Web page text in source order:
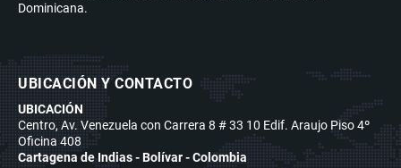
Dominicana.
UBICACIÓN Y CONTACTO
UBICACIÓN
Centro, Av. Venezuela con Carrera 8 # 33 10 Edif. Araujo Piso 4º
Oficina 408
Cartagena de Indias - Bolívar - Colombia